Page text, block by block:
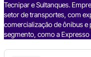
Tecnipar e Sultanques.
setor de transportes, com
comercialização de ônibus
segmento, como a Expresso